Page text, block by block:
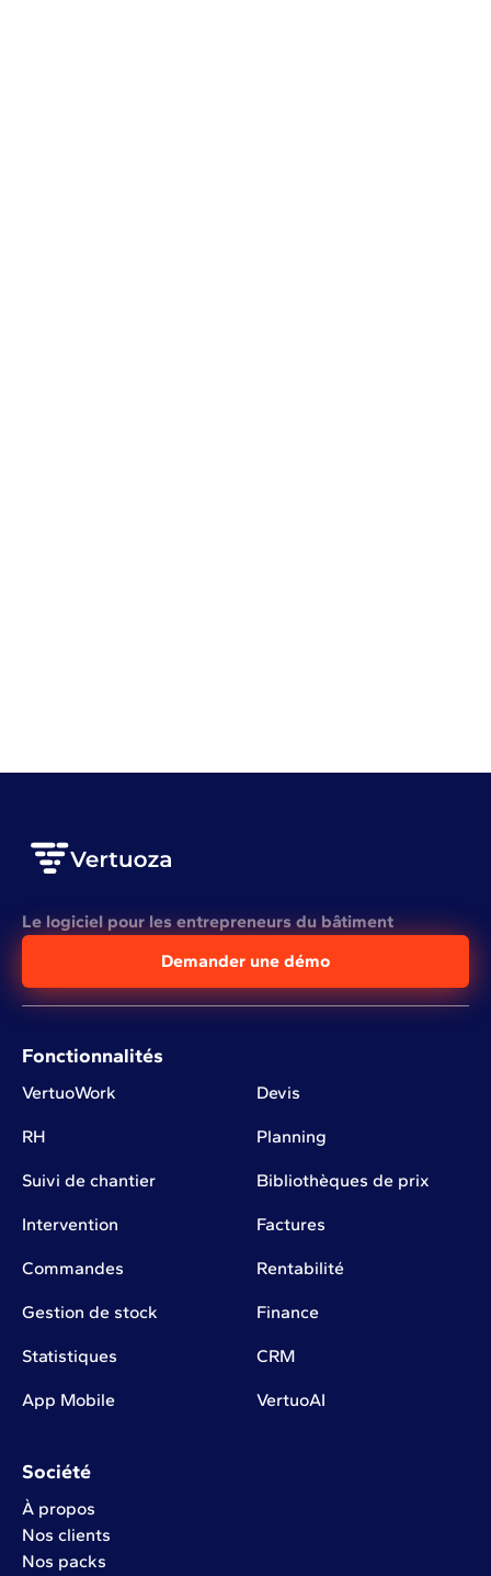
Le logiciel pour les entrepreneurs du bâtiment
Demander une démo
Fonctionnalités
VertuoWork Devis
RH Planning
Suivi de chantier Bibliothèques de prix
Intervention Factures
Commandes Rentabilité
Gestion de stock Finance
Statistiques CRM
App Mobile VertuoAI
Société
À propos
Nos clients
Nos packs